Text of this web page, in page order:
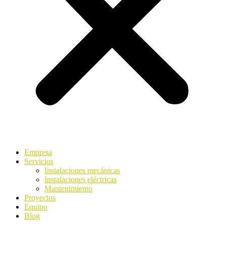
Empresa
Servicios
Instalaciones mecánicas
Instalaciones eléctricas
Mantenimiento
Proyectos
Equipo
Blog